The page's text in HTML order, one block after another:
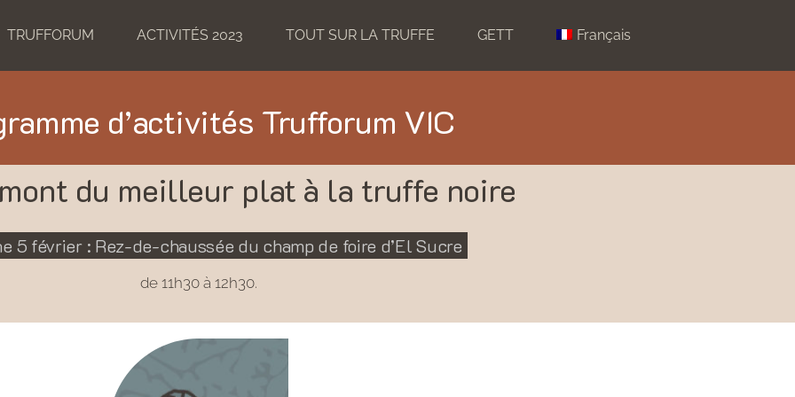
TRUFFORUM ACTIVITÉS 2023 TOUT SUR LA TRUFFE GETT Français
d’activités Trufforum VIC
du meilleur plat à la truffe noire
5 février : Rez-de-chaussée du champ de foire d’El Sucre
de 11h30 à 12h30.